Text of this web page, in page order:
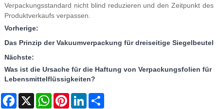
Verpackungsstandard nicht blind reduzieren und den Zeitpunkt des
Produktverkaufs verpassen.
Vorherige:
Das Prinzip der Vakuumverpackung für dreiseitige Siegelbeutel
Nächste:
Was ist die Ursache für die Haftung von Verpackungsfolien für
Lebensmittelflüssigkeiten?
Facebook
X WhatsAppPinterestLinkedIn